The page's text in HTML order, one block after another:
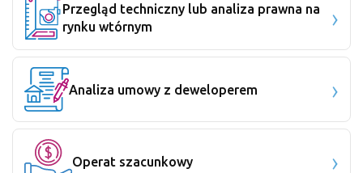
Przegląd techniczny lub analiza prawna na
rynku wtórnym
Analiza umowy z deweloperem
Operat szacunkowy